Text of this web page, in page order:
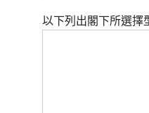
以下列出閣下所選擇